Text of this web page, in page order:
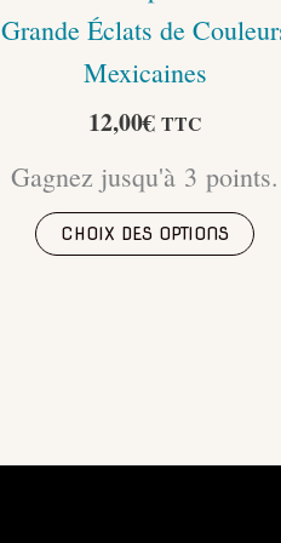
Grande Éclats de
Mexicaines
12,00€ TTC
Gagnez jusqu'à 3 points.
CHOIX DES OPTIONS
Ce